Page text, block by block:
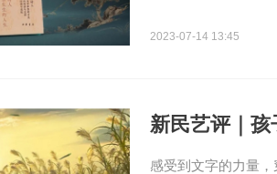
2023-07-14 13:45
新民艺评｜孩
感受到文字的力量